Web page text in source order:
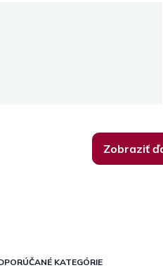
Zobraziť
KATEGÓRIE